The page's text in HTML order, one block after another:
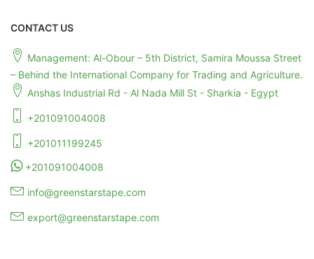
CONTACT US
Management: Al-Obour – 5th District, Samira Moussa Street
– Behind the International Company for Trading and Agriculture.
Anshas Industrial Rd - Al Nada Mill St - Sharkia - Egypt
+201091004008
+201011199245
+201091004008
info@greenstarstape.com
export@greenstarstape.com